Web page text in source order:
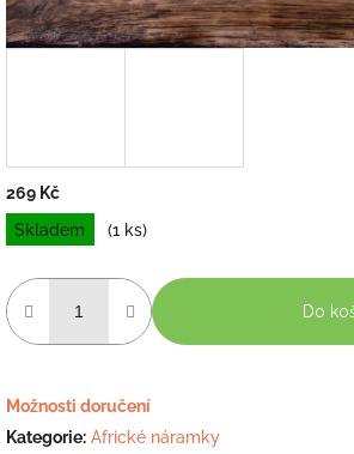
269 Kč
Měrná
cena:
Skladem (1 ks)
Do
Možnosti doručení
Kategorie: Africké náramky